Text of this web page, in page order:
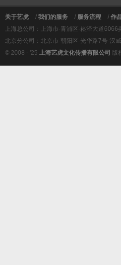
关于艺虎 / 我们的服务 / 服务流程 / 作
上海总公司：上海市-青浦区-崧泽大道6066
北京分公司：北京市-朝阳区-光华路7号-汉
© 2008 - '25 上海艺虎文化传播有限公司 版